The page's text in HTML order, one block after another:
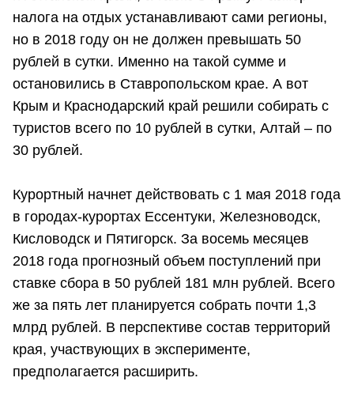
налога на отдых устанавливают сами регионы,
но в 2018 году он не должен превышать 50
рублей в сутки. Именно на такой сумме и
остановились в Ставропольском крае. А вот
Крым и Краснодарский край решили собирать с
туристов всего по 10 рублей в сутки, Алтай – по
30 рублей.
Курортный начнет действовать с 1 мая 2018 года
в городах-курортах Ессентуки, Железноводск,
Кисловодск и Пятигорск. За восемь месяцев
2018 года прогнозный объем поступлений при
ставке сбора в 50 рублей 181 млн рублей. Всего
же за пять лет планируется собрать почти 1,3
млрд рублей. В перспективе состав территорий
края, участвующих в эксперименте,
предполагается расширить.